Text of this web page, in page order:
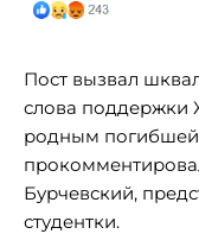
Пост вызвал
слова поддержки
родным
Бурчевский,
студентки.